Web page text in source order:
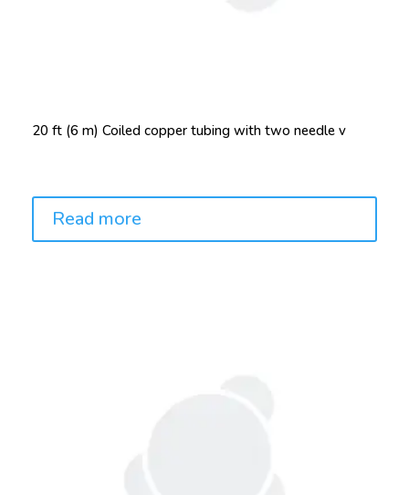
20 ft (6 m) Coiled copper tubing with two needle v
Read more